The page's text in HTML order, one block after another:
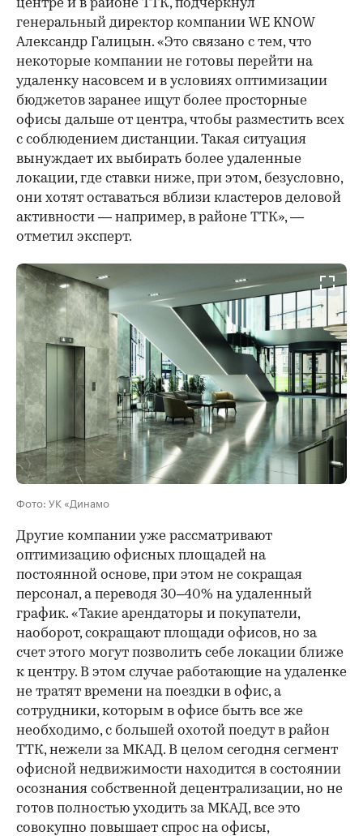
центре и в районе ТТК, подчеркнул
генеральный директор компании WE KNOW
Александр Галицын. «Это связано с тем, что
некоторые компании не готовы перейти на
удаленку насовсем и в условиях оптимизации
бюджетов заранее ищут более просторные
офисы дальше от центра, чтобы разместить всех
с соблюдением дистанции. Такая ситуация
вынуждает их выбирать более удаленные
локации, где ставки ниже, при этом, безусловно,
они хотят оставаться вблизи кластеров деловой
активности — например, в районе ТТК», —
отметил эксперт.
Фото: УК «Динамо
Другие компании уже рассматривают
оптимизацию офисных площадей на
постоянной основе, при этом не сокращая
персонал, а переводя 30–40% на удаленный
график. «Такие арендаторы и покупатели,
наоборот, сокращают площади офисов, но за
счет этого могут позволить себе локации ближе
к центру. В этом случае работающие на удаленке
не тратят времени на поездки в офис, а
сотрудники, которым в офисе быть все же
необходимо, с большей охотой поедут в район
ТТК, нежели за МКАД. В целом сегодня сегмент
офисной недвижимости находится в состоянии
осознания собственной децентрализации, но не
готов полностью уходить за МКАД, все это
совокупно повышает спрос на офисы,